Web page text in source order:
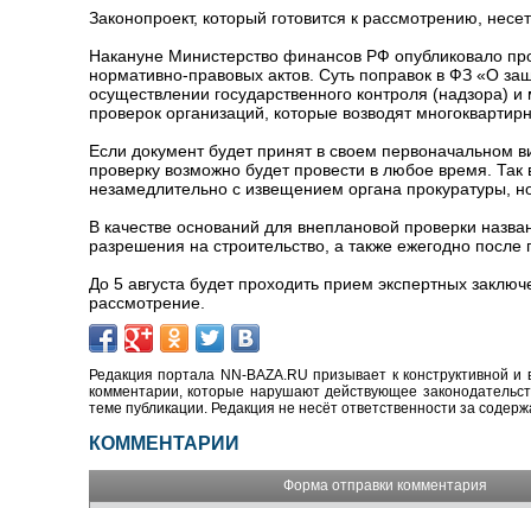
Законопроект, который готовится к рассмотрению,
Накануне Министерство финансов РФ опубликовало
нормативно-правовых актов. Суть поправок в ФЗ «О
осуществлении государственного контроля (надзора)
проверок организаций, которые возводят
Если документ будет принят в своем первоначальном
проверку возможно будет провести в любое время.
незамедлительно с извещением органа прокуратуры,
В качестве оснований для внеплановой проверки
разрешения на строительство, а также ежегодно
До 5 августа будет проходить прием экспертных
рассмотрение.
Редакция портала NN-BAZA.RU призывает к конструктивной
комментарии, которые нарушают действующее
теме публикации. Редакция не несёт ответственности за
КОММЕНТАРИИ
Форма отправки комментария